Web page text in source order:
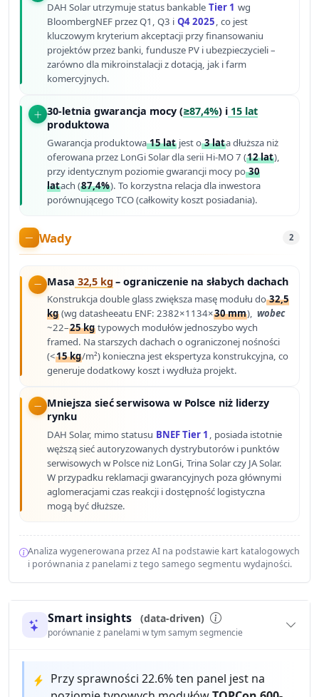
DAH Solar utrzymuje status bankable Tier 1 wg
BloombergNEF przez Q1, Q3 i Q4 2025, co jest
kluczowym kryterium akceptacji przy finansowaniu
projektów przez banki, fundusze PV i ubezpieczycieli –
zarówno dla mikroinstalacji z dotacją, jak i farm
komercyjnych.
30-letnia gwarancja mocy (≥87,4%) i15 lat
produktowa
Gwarancja produktowa15 lat jest o3 lata dłuższa niż
oferowana przez LonGi Solar dla serii Hi-MO 7 (12 lat),
przy identycznym poziomie gwarancji mocy po30
latach (87,4%). To korzystna relacja dla inwestora
porównującego TCO (całkowity koszt posiadania).
Wady 2
Masa 32,5 kg – ograniczenie na słabych dachach
Konstrukcja double glass zwiększa masę modułu do32,5
kg (wg datasheeatu ENF: 2382×1134×30 mm), wobec
~22–25 kg typowych modułów jednoszybo wych
framed. Na starszych dachach o ograniczonej nośności
(<15 kg/m²) konieczna jest ekspertyza konstrukcyjna, co
generuje dodatkowy koszt i wydłuża projekt.
Mniejsza sieć serwisowa w Polsce niż liderzy
rynku
DAH Solar, mimo statusu BNEF Tier 1 , posiada istotnie
węższą sieć autoryzowanych dystrybutorów i punktów
serwisowych w Polsce niż LonGi, Trina Solar czy JA Solar.
W przypadku reklamacji gwarancyjnych poza głównymi
aglomeracjami czas reakcji i dostępność logistyczna
mogą być dłuższe.
Analiza wygenerowana przez AI na podstawie kart katalogowych
i porównania z panelami z tego samego segmentu wydajności.
Smart insights (data-driven)
porównanie z panelami w tym samym segmencie
Przy sprawności 22.6% ten panel jest na